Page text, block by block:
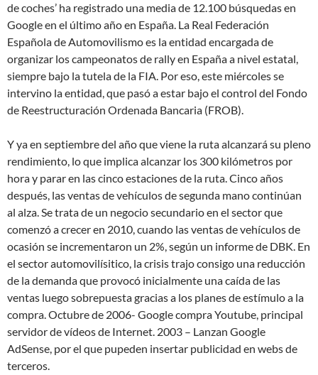
de coches’ ha registrado una media de 12.100 búsquedas en
Google en el último año en España. La Real Federación
Española de Automovilismo es la entidad encargada de
organizar los campeonatos de rally en España a nivel estatal,
siempre bajo la tutela de la FIA. Por eso, este miércoles se
intervino la entidad, que pasó a estar bajo el control del Fondo
de Reestructuración Ordenada Bancaria (FROB).
Y ya en septiembre del año que viene la ruta alcanzará su pleno
rendimiento, lo que implica alcanzar los 300 kilómetros por
hora y parar en las cinco estaciones de la ruta. Cinco años
después, las ventas de vehículos de segunda mano continúan
al alza. Se trata de un negocio secundario en el sector que
comenzó a crecer en 2010, cuando las ventas de vehículos de
ocasión se incrementaron un 2%, según un informe de DBK. En
el sector automovilísitico, la crisis trajo consigo una reducción
de la demanda que provocó inicialmente una caída de las
ventas luego sobrepuesta gracias a los planes de estímulo a la
compra. Octubre de 2006- Google compra Youtube, principal
servidor de vídeos de Internet. 2003 – Lanzan Google
AdSense, por el que pupeden insertar publicidad en webs de
terceros.